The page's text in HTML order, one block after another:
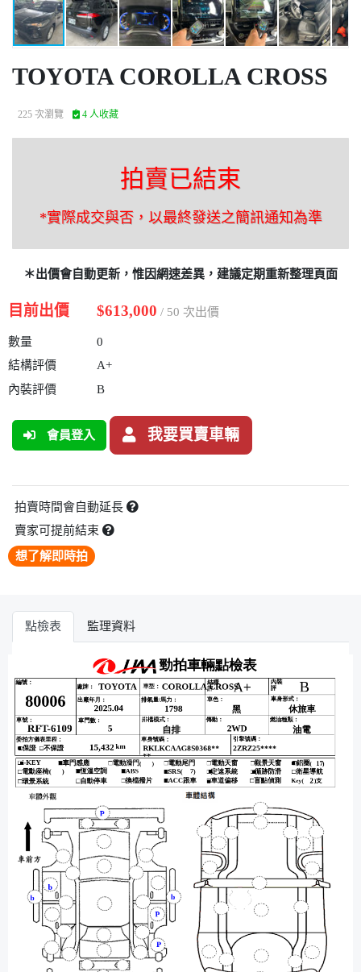
TOYOTA COROLLA CROSS
225 次瀏覽 4 人收藏
拍賣已結束
*實際成交與否，以最終發送之簡訊通知為準
＊出價會自動更新，惟因網速差異，建議定期重新整理頁面
目前出價 $613,000 / 50 次出價
數量
0
結構評價
A+
內裝評價
B
會員登入 我要買賣車輛
拍賣時間會自動延長
賣家可提前結束
想了解即時拍
點檢表 監理資料